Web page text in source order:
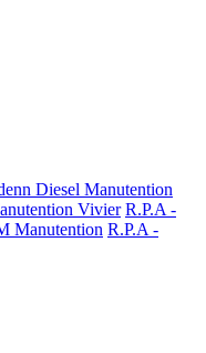
Diesel Manutention
Vivier R.P.A -
Manutention R.P.A -